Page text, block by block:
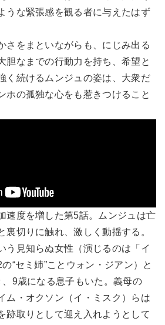
うな緊張感を観る者に与えたはず
さをまといながらも、にじみ出る
胆なまでの行動力を持ち、希望と
く続けるムンジュの姿は、大衆だ
ホの孤独な心をも惹きつけること
速度を増した第5話。ムンジュは亡
裏切りに触れ、激しく動揺する。
う見知らぬ女性（演じるのは「イ
“セミ姉”ことウォン・ジアン）と
9歳になる息子もいた。義母の
ム・オクソン（イ・ミスク）らは
跡取りとして迎え入れようとして